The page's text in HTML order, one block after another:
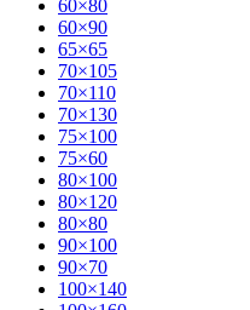
60×80
60×90
65×65
70×105
70×110
70×130
75×100
75×60
80×100
80×120
80×80
90×100
90×70
100×140